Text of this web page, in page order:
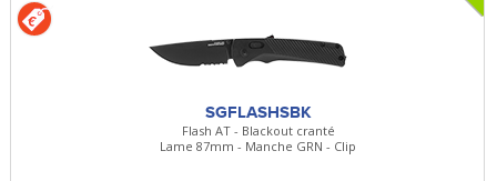
SGFLASHSBK
Flash AT - Blackout cranté
Lame 87mm - Manche GRN - Clip